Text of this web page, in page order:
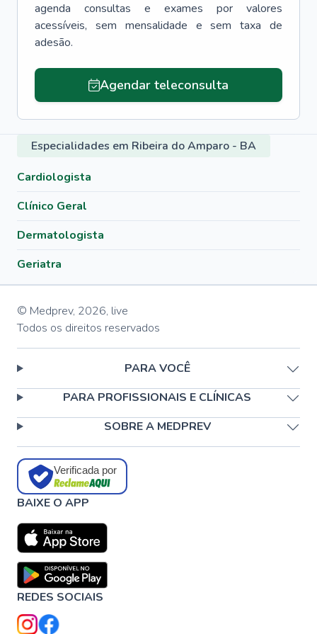
agenda consultas e exames por valores
acessíveis, sem mensalidade e sem taxa de
adesão.
Agendar teleconsulta
Especialidades em Ribeira do Amparo - BA
Cardiologista
Clínico Geral
Dermatologista
Geriatra
© Medprev, 2026, live
Todos os direitos reservados
PARA VOCÊ
PARA PROFISSIONAIS E CLÍNICAS
SOBRE A MEDPREV
Verificada por
BAIXE O APP
REDES SOCIAIS